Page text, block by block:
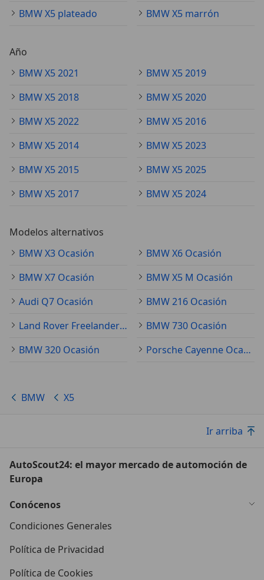
BMW X5 plateado
BMW X5 marrón
Año
BMW X5 2021
BMW X5 2019
BMW X5 2018
BMW X5 2020
BMW X5 2022
BMW X5 2016
BMW X5 2014
BMW X5 2023
BMW X5 2015
BMW X5 2025
BMW X5 2017
BMW X5 2024
Modelos alternativos
BMW X3 Ocasión
BMW X6 Ocasión
BMW X7 Ocasión
BMW X5 M Ocasión
Audi Q7 Ocasión
BMW 216 Ocasión
Land Rover Freelander Ocasión
BMW 730 Ocasión
BMW 320 Ocasión
Porsche Cayenne Ocasión
BMW X5
Ir arriba
AutoScout24: el mayor mercado de automoción de
Europa
Conócenos
Condiciones Generales
Política de Privacidad
Política de Cookies